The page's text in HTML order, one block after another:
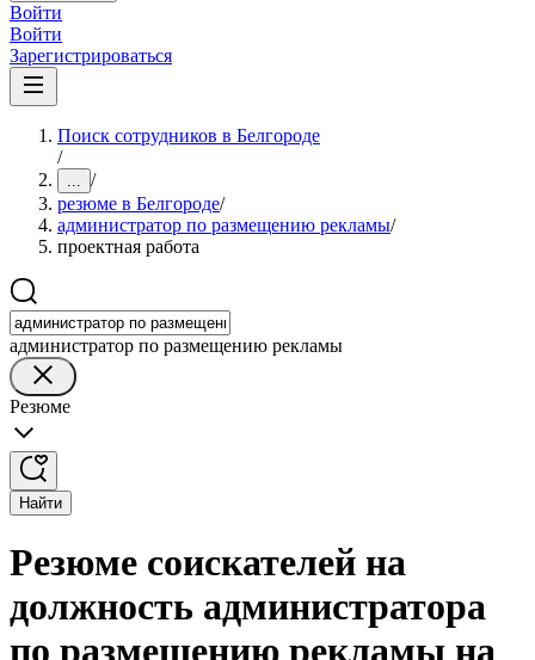
Войти
Войти
Зарегистрироваться
Поиск сотрудников в Белгороде
/
... /
резюме в Белгороде/
администратор по размещению рекламы/
проектная работа
администратор по размещению рекламы
Резюме
Найти
Резюме соискателей на
должность администратора
по размещению рекламы на